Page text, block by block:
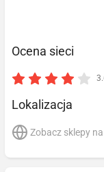
Ocena sieci
Lokalizacja
Zobacz sklepy